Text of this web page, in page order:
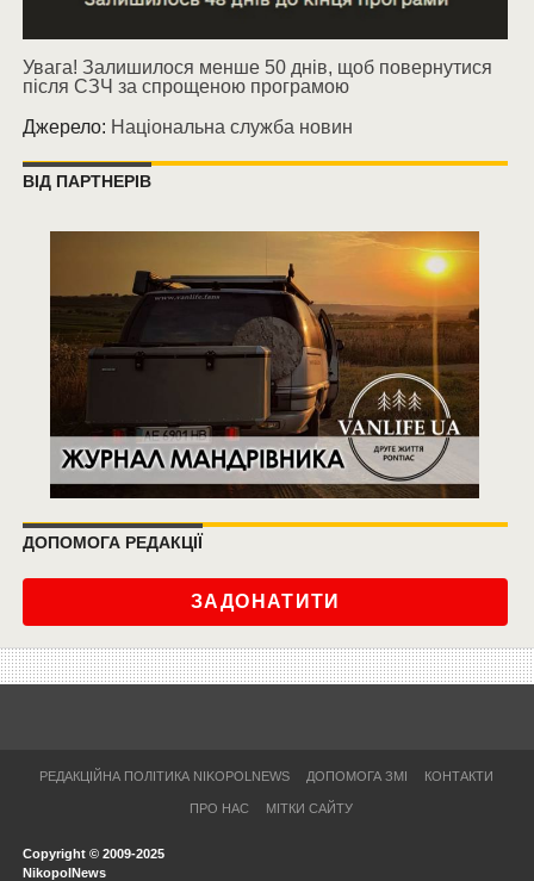
Увага! Залишилося менше 50 днів, щоб повернутися
після СЗЧ за спрощеною програмою
Джерело: Національна служба новин
ВІД ПАРТНЕРІВ
ДОПОМОГА РЕДАКЦІЇ
ЗАДОНАТИТИ
РЕДАКЦІЙНА ПОЛІТИКА NIKOPOLNEWS ДОПОМОГА ЗМІ КОНТАКТИ
ПРО НАС МІТКИ САЙТУ
Copyright © 2009-2025
NikopolNews